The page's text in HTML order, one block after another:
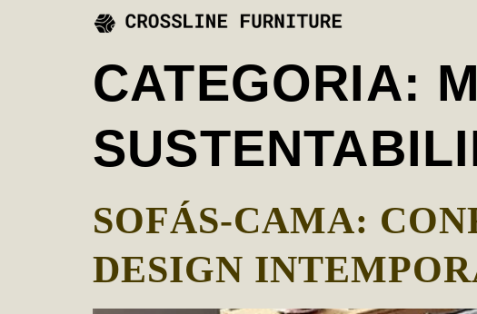
CATEGORIA:
SOFÁS-CAMA:
DESIGN